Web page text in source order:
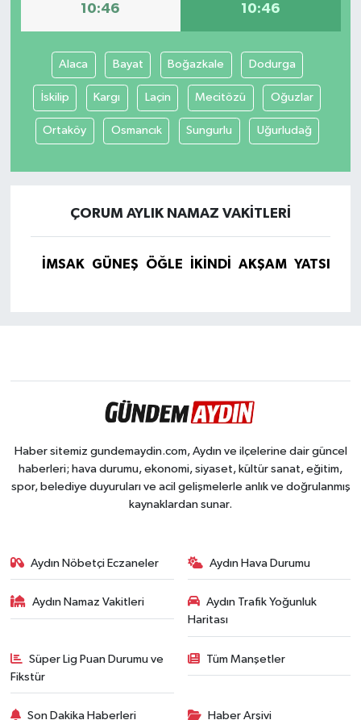
10:46 10:46
Alaca Bayat Boğazkale Dodurga
İskilip Kargı Laçin Mecitözü Oğuzlar
Ortaköy Osmancık Sungurlu Uğurludağ
ÇORUM AYLIK NAMAZ VAKITLERI
İMSAK GÜNEŞ ÖĞLE İKINDI AKŞAM YATSI
Haber sitemiz gundemaydin.com, Aydın ve ilçelerine dair güncel
haberleri; hava durumu, ekonomi, siyaset, kültür sanat, eğitim,
spor, belediye duyuruları ve acil gelişmelerle anlık ve doğrulanmış
kaynaklardan sunar.
Aydın Nöbetçi Eczaneler Aydın Hava Durumu
Aydın Namaz Vakitleri
Aydın Trafik Yoğunluk
Haritası
Süper Lig Puan Durumu ve
Fikstür
Tüm Manşetler
Son Dakika Haberleri Haber Arşivi